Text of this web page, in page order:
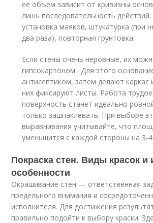
ее объем зависит от кривизны
лишь последовательность действий:
установка маяков, штукатурка (при
два раза), повторная грунтовка.
Если стены очень неровные, их
гипсокартоном . Для этого
антисептиком, затем делают каркас
них фиксируют листы. Работа
поверхность станет идеально
только зашпаклевать. При выборе
выравнивания учитывайте, что
уменьшится с каждой стороны на 3-
Покраска стен. Виды красок и
особенности
Окрашивание стен — ответственная
предельного внимания и
исполнителя. Для достижения
правильно подойти к выбору краски.